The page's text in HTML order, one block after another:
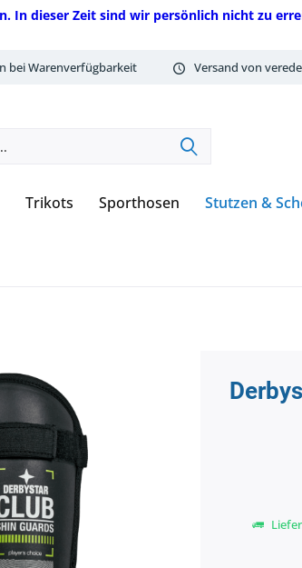
In dieser Zeit sind wir persönlich nicht zu
bei Warenverfügbarkeit Versand von
Trikots Sporthosen Stutzen &